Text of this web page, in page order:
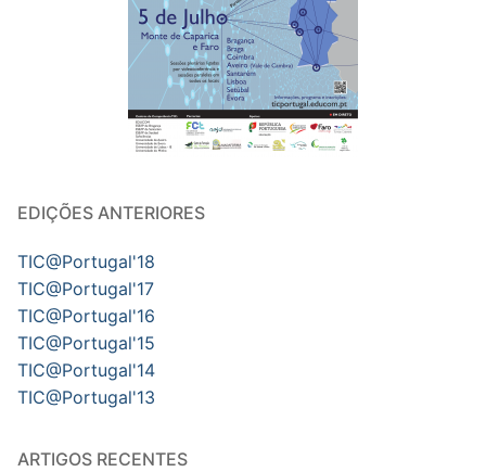
EDIÇÕES ANTERIORES
TIC@Portugal'18
TIC@Portugal'17
TIC@Portugal'16
TIC@Portugal'15
TIC@Portugal'14
TIC@Portugal'13
ARTIGOS RECENTES